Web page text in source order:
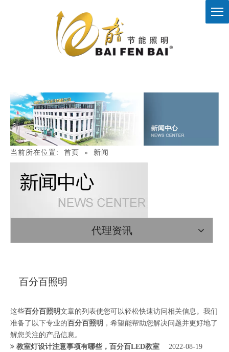
当前所在位置: 首页 » 新闻
代理资讯
百分百照明
这些百分百照明文章的列表使您可以轻松快速访问相关信息。我们
准备了以下专业的百分百照明 ，希望能帮助您解决问题并更好地了
解您关注的产品信息。
教室灯设计注意事项有哪些，百分百LED教室
2022-08-19